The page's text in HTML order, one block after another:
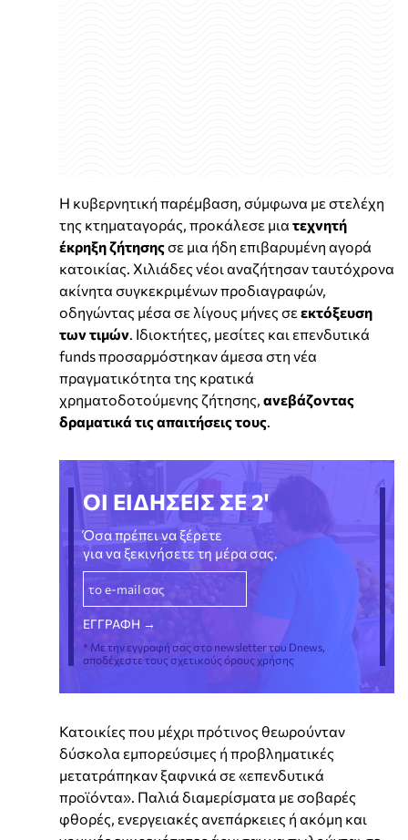
Η κυβερνητική παρέμβαση, σύμφωνα με στελέχη
της κτηματαγοράς, προκάλεσε μια τεχνητή
έκρηξη ζήτησηςσε μια ήδη επιβαρυμένη αγορά
κατοικίας. Χιλιάδες νέοι αναζήτησαν ταυτόχρονα
ακίνητα συγκεκριμένων προδιαγραφών,
οδηγώντας μέσα σε λίγους μήνες σεεκτόξευση
των τιμών. Ιδιοκτήτες, μεσίτες και επενδυτικά
funds προσαρμόστηκαν άμεσα στη νέα
πραγματικότητα της κρατικά
χρηματοδοτούμενης ζήτησης, ανεβάζοντας
δραματικά τις απαιτήσεις τους.
ΟΙ ΕΙΔΗΣΕΙΣ ΣΕ 2'
Όσα πρέπει να ξέρετε
για να ξεκινήσετε τη μέρα σας.
* Με την εγγραφή σας στο newsletter του Dnews,
αποδέχεστε τους σχετικούς όρους χρήσης
Κατοικίες που μέχρι πρότινος θεωρούνταν
δύσκολα εμπορεύσιμες ή προβληματικές
μετατράπηκαν ξαφνικά σε «επενδυτικά
προϊόντα». Παλιά διαμερίσματα με σοβαρές
φθορές, ενεργειακές ανεπάρκειες ή ακόμη και